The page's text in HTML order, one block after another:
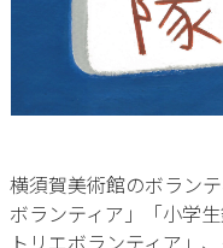
横須賀美術館のボラン
ボランティア」「小学